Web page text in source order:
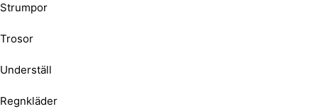
Strumpor
Trosor
Underställ
Regnkläder